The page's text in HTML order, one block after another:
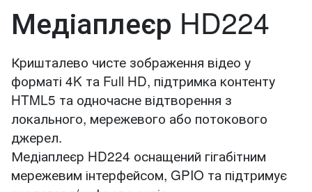
Медіаплеєр HD224
Кришталево чисте зображення відео у
форматі 4K та Full HD, підтримка контенту
HTML5 та одночасне відтворення з
локального, мережевого або потокового
джерел.
Медіаплеєр HD224 оснащений гігабітним
мережевим інтерфейсом, GPIO та підтримує